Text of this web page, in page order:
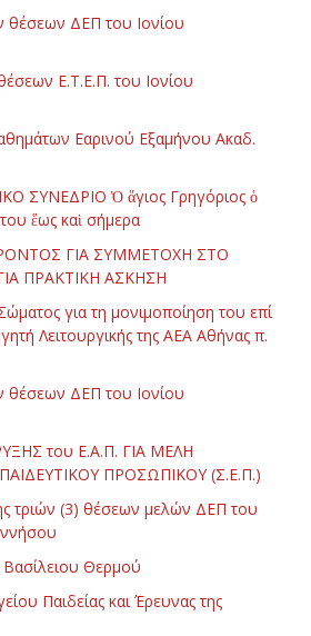
θέσεων ΔΕΠ του Ιονίου
Ε.Τ.Ε.Π. του Ιονίου
Εαρινού Εξαμήνου Ακαδ.
ΣΥΝΕΔΡΙΟ Ὁ ἅγιος Γρηγόριος ὁ
ἕως καὶ σήμερα
ΓΙΑ ΣΥΜΜΕΤΟΧΗ ΣΤΟ
ΠΡΑΚΤΙΚΗ ΑΣΚΗΣΗ
για τη μονιμοποίηση του επί
Λειτουργικής της ΑΕΑ Αθήνας π.
θέσεων ΔΕΠ του Ιονίου
του Ε.Α.Π. ΓΙΑ ΜΕΛΗ
ΠΡΟΣΩΠΙΚΟΥ (Σ.Ε.Π.)
τριών (3) θέσεων μελών ΔΕΠ του
Θερμού
Παιδείας και Έρευνας της